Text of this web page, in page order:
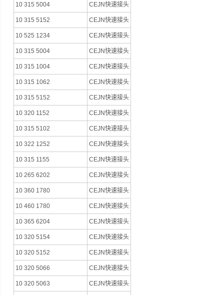
10 315 5004 CEJN快速接头
10 315 5152 CEJN快速接头
10 525 1234 CEJN快速接头
10 315 5004 CEJN快速接头
10 315 1004 CEJN快速接头
10 315 1062 CEJN快速接头
10 315 5152 CEJN快速接头
10 320 1152 CEJN快速接头
10 315 5102 CEJN快速接头
10 322 1252 CEJN快速接头
10 315 1155 CEJN快速接头
10 265 6202 CEJN快速接头
10 360 1780 CEJN快速接头
10 460 1780 CEJN快速接头
10 365 6204 CEJN快速接头
10 320 5154 CEJN快速接头
10 320 5152 CEJN快速接头
10 320 5066 CEJN快速接头
10 320 5063 CEJN快速接头